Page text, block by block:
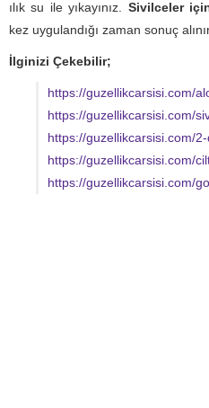
ılık su ile yıkayınız. Sivilceler
kez uygulandığı zaman sonuç
İlginizi Çekebilir;
https://guzellikcarsisi.com/
https://guzellikcarsisi.com/
https://guzellikcarsisi.com/
https://guzellikcarsisi.com/
https://guzellikcarsisi.com/